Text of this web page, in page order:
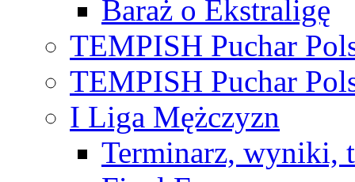
Baraż o Ekstraligę
TEMPISH Puchar
TEMPISH Puchar
I Liga Mężczyzn
Terminarz, wyniki,